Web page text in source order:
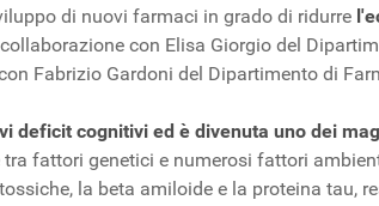
di nuovi farmaci in grado di ridurre
con Elisa Giorgio del
Fabrizio Gardoni del Dipartimento di
deficit cognitivi ed è divenuta uno dei
fattori genetici e numerosi fattori
la beta amiloide e la proteina tau,